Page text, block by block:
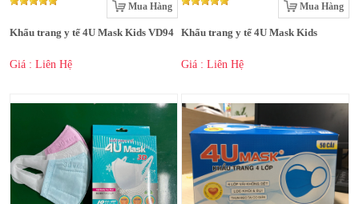
Mua Hàng
Khẩu trang y tế 4U Mask Kids VD94
Giá : Liên Hệ
Mua Hàng
Khẩu trang y tế 4U Mask Kids
Giá : Liên Hệ